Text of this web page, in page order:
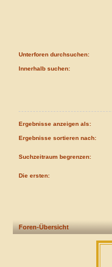
Unterforen durchsuchen:
Innerhalb suchen:
Ergebnisse anzeigen als:
Ergebnisse sortieren nach:
Suchzeitraum begrenzen:
Die ersten:
Foren-Übersicht